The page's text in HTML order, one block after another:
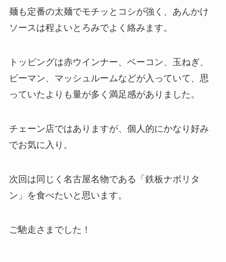
麺も定番の太麺でモチッとコシが強く、あんかけ
ソースは程よいとろみでよく絡みます。
トッピングは赤ウインナー、ベーコン、玉ねぎ、
ピーマン、マッシュルームなどが入っていて、思
っていたよりも量が多く満足感がありました。
チェーン店ではありますが、個人的にかなり好み
でお気に入り。
次回は同じく名古屋名物である「鉄板ナポリタ
ン」を食べたいと思います。
ご馳走さまでした！